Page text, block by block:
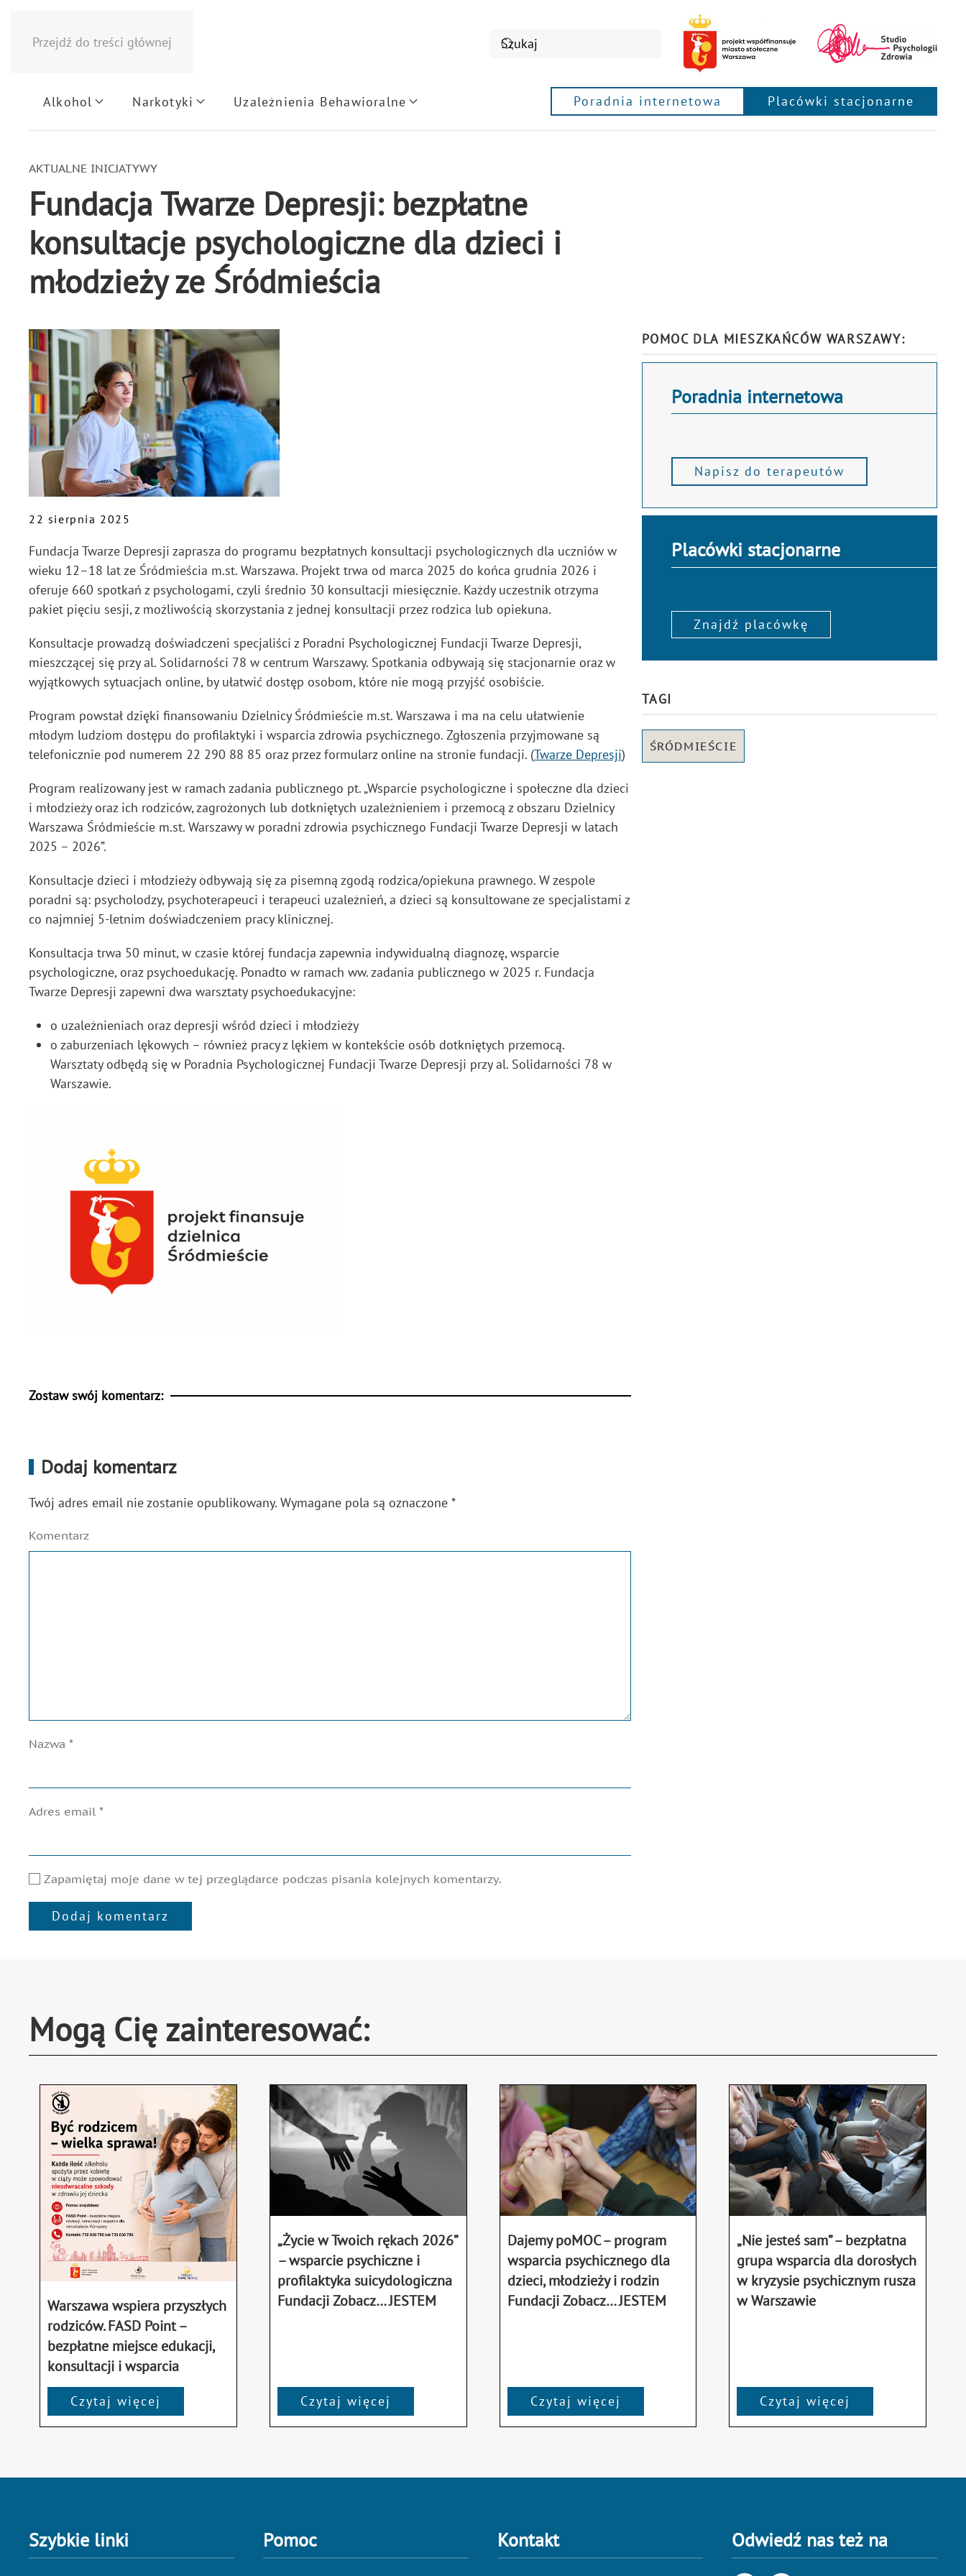
Przejdź do treści głównej
Alkohol Narkotyki Uzależnienia Behawioralne Poradnia internetowa Placówki stacjonarne
AKTUALNE INICJATYWY
Fundacja Twarze Depresji: bezpłatne
konsultacje psychologiczne dla dzieci i
młodzieży ze Śródmieścia
22 sierpnia 2025
Fundacja Twarze Depresji zaprasza do programu bezpłatnych konsultacji psychologicznych dla uczniów w
wieku 12–18 lat ze Śródmieścia m.st. Warszawa. Projekt trwa od marca 2025 do końca grudnia 2026 i
oferuje 660 spotkań z psychologami, czyli średnio 30 konsultacji miesięcznie. Każdy uczestnik otrzyma
pakiet pięciu sesji, z możliwością skorzystania z jednej konsultacji przez rodzica lub opiekuna.
Konsultacje prowadzą doświadczeni specjaliści z Poradni Psychologicznej Fundacji Twarze Depresji,
mieszczącej się przy al. Solidarności 78 w centrum Warszawy. Spotkania odbywają się stacjonarnie oraz w
wyjątkowych sytuacjach online, by ułatwić dostęp osobom, które nie mogą przyjść osobiście.
Program powstał dzięki finansowaniu Dzielnicy Śródmieście m.st. Warszawa i ma na celu ułatwienie
młodym ludziom dostępu do profilaktyki i wsparcia zdrowia psychicznego. Zgłoszenia przyjmowane są
telefonicznie pod numerem 22 290 88 85 oraz przez formularz online na stronie fundacji. (Twarze Depresji)
Program realizowany jest w ramach zadania publicznego pt. „Wsparcie psychologiczne i społeczne dla dzieci
i młodzieży oraz ich rodziców, zagrożonych lub dotkniętych uzależnieniem i przemocą z obszaru Dzielnicy
Warszawa Śródmieście m.st. Warszawy w poradni zdrowia psychicznego Fundacji Twarze Depresji w latach
2025 – 2026”.
Konsultacje dzieci i młodzieży odbywają się za pisemną zgodą rodzica/opiekuna prawnego. W zespole
poradni są: psycholodzy, psychoterapeuci i terapeuci uzależnień, a dzieci są konsultowane ze specjalistami z
co najmniej 5-letnim doświadczeniem pracy klinicznej.
Konsultacja trwa 50 minut, w czasie której fundacja zapewnia indywidualną diagnozę, wsparcie
psychologiczne, oraz psychoedukację. Ponadto w ramach ww. zadania publicznego w 2025 r. Fundacja
Twarze Depresji zapewni dwa warsztaty psychoedukacyjne:
o uzależnieniach oraz depresji wśród dzieci i młodzieży
o zaburzeniach lękowych – również pracy z lękiem w kontekście osób dotkniętych przemocą.
Warsztaty odbędą się w Poradnia Psychologicznej Fundacji Twarze Depresji przy al. Solidarności 78 w
Warszawie.
Zostaw swój komentarz:
Dodaj komentarz
Twój adres email nie zostanie opublikowany. Wymagane pola są oznaczone *
Komentarz
Nazwa *
Adres email *
Zapamiętaj moje dane w tej przeglądarce podczas pisania kolejnych komentarzy.
Dodaj komentarz
POMOC DLA MIESZKAŃCÓW WARSZAWY:
Poradnia internetowa
Napisz do terapeutów
Placówki stacjonarne
Znajdź placówkę
TAGI
ŚRÓDMIEŚCIE
Mogą Cię zainteresować:
Warszawa wspiera przyszłych
rodziców. FASD Point –
bezpłatne miejsce edukacji,
konsultacji i wsparcia
Czytaj więcej
„Życie w Twoich rękach 2026”
– wsparcie psychiczne i
profilaktyka suicydologiczna
Fundacji Zobacz… JESTEM
Czytaj więcej
Dajemy poMOC – program
wsparcia psychicznego dla
dzieci, młodzieży i rodzin
Fundacji Zobacz… JESTEM
Czytaj więcej
„Nie jesteś sam” – bezpłatna
grupa wsparcia dla dorosłych
w kryzysie psychicznym rusza
w Warszawie
Czytaj więcej
Szybkie linki Pomoc Kontakt Odwiedź nas też na